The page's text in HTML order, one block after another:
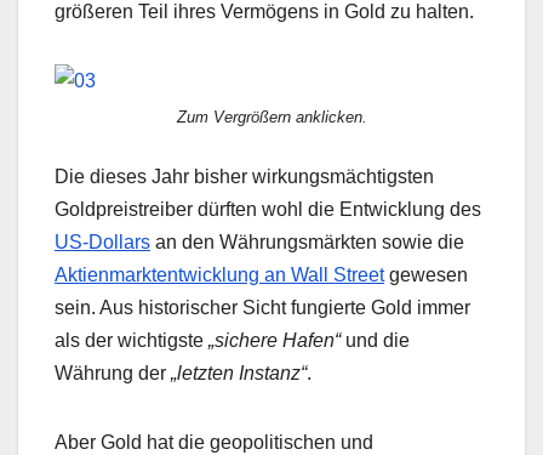
größeren Teil ihres Vermögens in Gold zu halten.
Zum Vergrößern anklicken.
Die dieses Jahr bisher wirkungsmächtigsten
Goldpreistreiber dürften wohl die Entwicklung des
US-Dollars an den Währungsmärkten sowie die
Aktienmarktentwicklung an Wall Streetgewesen
sein. Aus historischer Sicht fungierte Gold immer
als der wichtigste „sichere Hafen“und die
Währung der „letzten Instanz“.
Aber Gold hat die geopolitischen und